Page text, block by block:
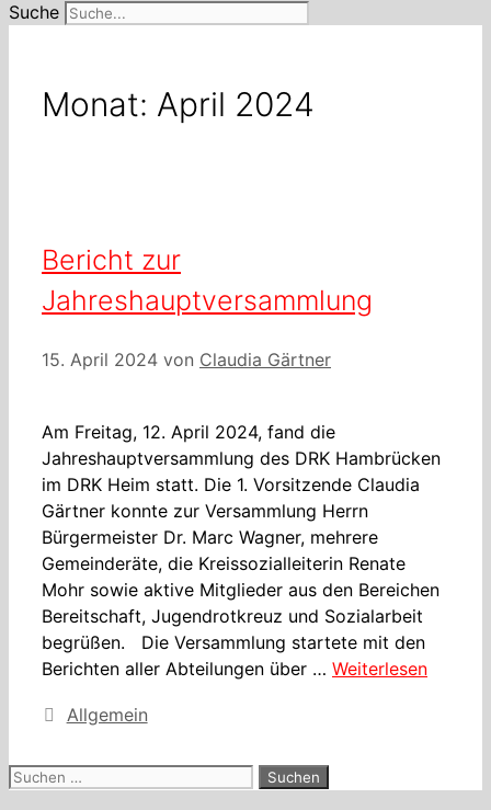
Suche
Monat: April 2024
Bericht zur
Jahreshauptversammlung
15. April 2024 von Claudia Gärtner
Am Freitag, 12. April 2024, fand die
Jahreshauptversammlung des DRK Hambrücken
im DRK Heim statt. Die 1. Vorsitzende Claudia
Gärtner konnte zur Versammlung Herrn
Bürgermeister Dr. Marc Wagner, mehrere
Gemeinderäte, die Kreissozialleiterin Renate
Mohr sowie aktive Mitglieder aus den Bereichen
Bereitschaft, Jugendrotkreuz und Sozialarbeit
begrüßen. Die Versammlung startete mit den
Berichten aller Abteilungen über … Weiterlesen
Kategorien
Allgemein
Suchen